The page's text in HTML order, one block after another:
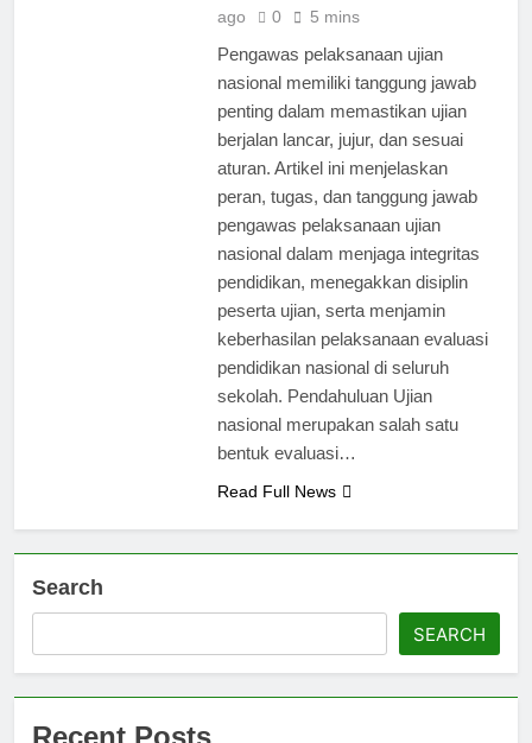
ago
0 5 mins
Pengawas pelaksanaan ujian
nasional memiliki tanggung jawab
penting dalam memastikan ujian
berjalan lancar, jujur, dan sesuai
aturan. Artikel ini menjelaskan
peran, tugas, dan tanggung jawab
pengawas pelaksanaan ujian
nasional dalam menjaga integritas
pendidikan, menegakkan disiplin
peserta ujian, serta menjamin
keberhasilan pelaksanaan evaluasi
pendidikan nasional di seluruh
sekolah. Pendahuluan Ujian
nasional merupakan salah satu
bentuk evaluasi…
Read Full News
Search
SEARCH